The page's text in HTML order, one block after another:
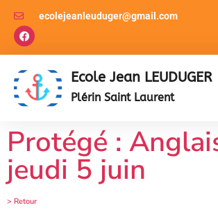
ecolejeanleuduger@gmail.com
Ecole Jean LEUDUGER
Plérin Saint Laurent
Protégé :
jeudi 5 juin
> Retour